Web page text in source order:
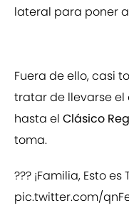
lateral para poner a
Fuera de ello, casi
tratar de llevarse el
hasta el Clásico
toma.
??? ¡Familia, Esto es
pic.twitter.com/